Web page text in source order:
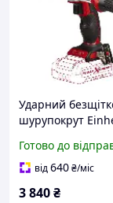
Ударний
шурупокрут
В,
АКБ)
Готово до
від640₴/міс
3 840₴